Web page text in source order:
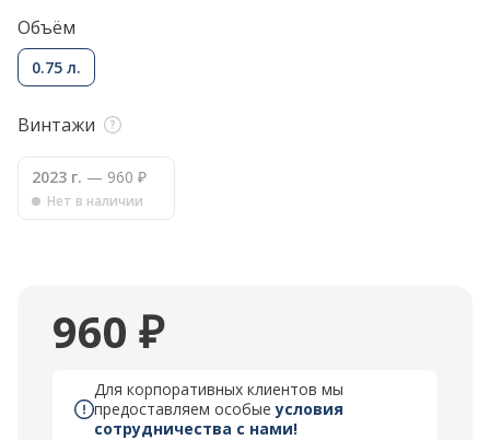
Объём
0.75 л.
Винтажи
2023 г. — 960 ₽
Нет в наличии
960 ₽
Для корпоративных клиентов мы
предоставляем особыеусловия
сотрудничества с нами!